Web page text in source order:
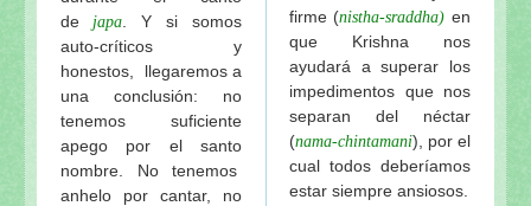
de japa . Y si somos
auto-críticos y
honestos, llegaremos a
una conclusión: no
tenemos suficiente
apego por el santo
nombre. No tenemos
anhelo por cantar, no
firme (nistha-sraddha) en
que Krishna nos
ayudará a superar los
impedimentos que nos
separan del néctar
(nama-chintamani), por el
cual todos deberíamos
estar siempre ansiosos.